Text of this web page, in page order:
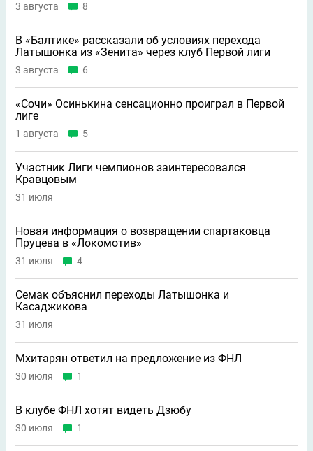
3 августа 8
В «Балтике» рассказали об условиях перехода
Латышонка из «Зенита» через клуб Первой лиги
3 августа 6
«Сочи» Осинькина сенсационно проиграл в Первой
лиге
1 августа 5
Участник Лиги чемпионов заинтересовался
Кравцовым
31 июля
Новая информация о возвращении спартаковца
Пруцева в «Локомотив»
31 июля 4
Семак объяснил переходы Латышонка и
Касаджикова
31 июля
Мхитарян ответил на предложение из ФНЛ
30 июля 1
В клубе ФНЛ хотят видеть Дзюбу
30 июля 1